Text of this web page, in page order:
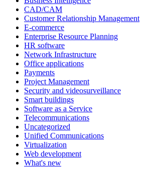
CAD/CAM
Customer Relationship Management
E-commerce
Enterprise Resource Planning
HR software
Network Infrastructure
Office applications
Payments
Project Management
Security and videosurveillance
Smart buildings
Software as a Service
Telecommunications
Uncategorized
Unified Communications
Virtualization
Web development
What's new